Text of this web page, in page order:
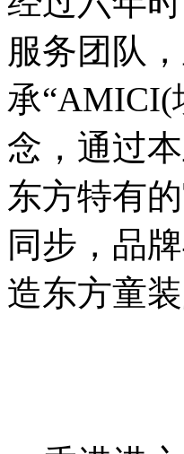
服务团队
承“AMICI(
念，通过
东方特有
同步，品
造东方童